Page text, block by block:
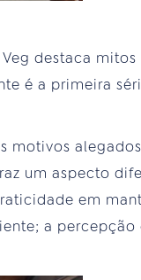
destaca
é a primeira
motivos
um aspecto
em
a percepção